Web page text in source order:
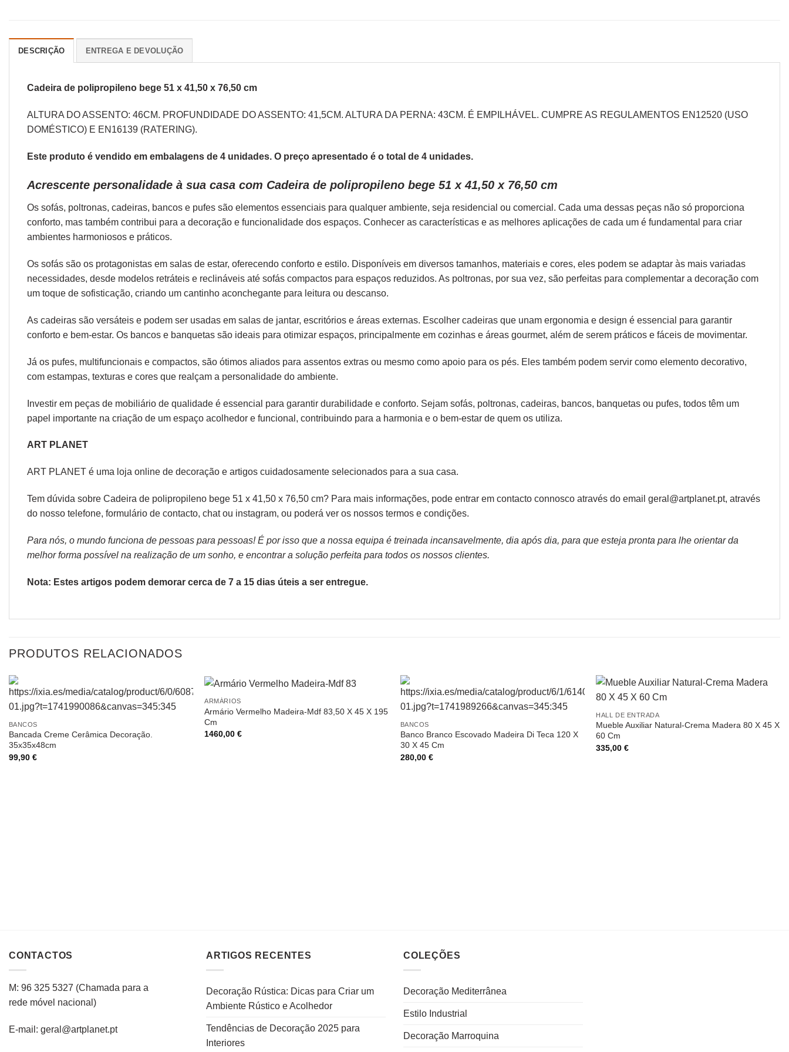
DESCRIÇÃO ENTREGA E DEVOLUÇÃO
Cadeira de polipropileno bege 51 x 41,50 x 76,50 cm
ALTURA DO ASSENTO: 46CM. PROFUNDIDADE DO ASSENTO: 41,5CM. ALTURA DA PERNA: 43CM. É EMPILHÁVEL. CUMPRE AS REGULAMENTOS EN12520 (USO
DOMÉSTICO) E EN16139 (RATERING).
Este produto é vendido em embalagens de 4 unidades. O preço apresentado é o total de 4 unidades.
Acrescente personalidade à sua casa com Cadeira de polipropileno bege 51 x 41,50 x 76,50 cm
Os sofás, poltronas, cadeiras, bancos e pufes são elementos essenciais para qualquer ambiente, seja residencial ou comercial. Cada uma dessas peças não só proporciona
conforto, mas também contribui para a decoração e funcionalidade dos espaços. Conhecer as características e as melhores aplicações de cada um é fundamental para criar
ambientes harmoniosos e práticos.
Os sofás são os protagonistas em salas de estar, oferecendo conforto e estilo. Disponíveis em diversos tamanhos, materiais e cores, eles podem se adaptar às mais variadas
necessidades, desde modelos retráteis e reclináveis até sofás compactos para espaços reduzidos. As poltronas, por sua vez, são perfeitas para complementar a decoração com
um toque de sofisticação, criando um cantinho aconchegante para leitura ou descanso.
As cadeiras são versáteis e podem ser usadas em salas de jantar, escritórios e áreas externas. Escolher cadeiras que unam ergonomia e design é essencial para garantir
conforto e bem-estar. Os bancos e banquetas são ideais para otimizar espaços, principalmente em cozinhas e áreas gourmet, além de serem práticos e fáceis de movimentar.
Já os pufes, multifuncionais e compactos, são ótimos aliados para assentos extras ou mesmo como apoio para os pés. Eles também podem servir como elemento decorativo,
com estampas, texturas e cores que realçam a personalidade do ambiente.
Investir em peças de mobiliário de qualidade é essencial para garantir durabilidade e conforto. Sejam sofás, poltronas, cadeiras, bancos, banquetas ou pufes, todos têm um
papel importante na criação de um espaço acolhedor e funcional, contribuindo para a harmonia e o bem-estar de quem os utiliza.
ART PLANET
ART PLANET é uma loja online de decoração e artigos cuidadosamente selecionados para a sua casa.
Tem dúvida sobre Cadeira de polipropileno bege 51 x 41,50 x 76,50 cm? Para mais informações, pode entrar em contacto connosco através do email geral@artplanet.pt, através
do nosso telefone, formulário de contacto, chat ou instagram, ou poderá ver os nossos termos e condições.
Para nós, o mundo funciona de pessoas para pessoas! É por isso que a nossa equipa é treinada incansavelmente, dia após dia, para que esteja pronta para lhe orientar da
melhor forma possível na realização de um sonho, e encontrar a solução perfeita para todos os nossos clientes.
Nota: Estes artigos podem demorar cerca de 7 a 15 dias úteis a ser entregue.
PRODUTOS RELACIONADOS
BANCOS
Bancada Creme Cerâmica Decoração.
35x35x48cm
99,90 €
ARMÁRIOS
Armário Vermelho Madeira-Mdf 83,50 X 45 X 195
Cm
1460,00€
BANCOS
Banco Branco Escovado Madeira Di Teca 120 X
30 X 45 Cm
280,00 €
HALL DE ENTRADA
Mueble Auxiliar Natural-Crema Madera 80 X 45 X
60 Cm
335,00€
CONTACTOS
M: 96 325 5327 (Chamada para a
rede móvel nacional )
E-mail: geral@artplanet.pt
ARTIGOS RECENTES
Decoração Rústica: Dicas para Criar um
Ambiente Rústico e Acolhedor
Tendências de Decoração 2025 para
Interiores
COLEÇÕES
Decoração Mediterrânea
Estilo Industrial
Decoração Marroquina